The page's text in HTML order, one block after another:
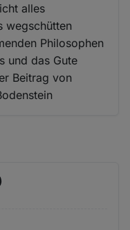
alles
wegschütten
Philosophen
und das Gute
Beitrag von